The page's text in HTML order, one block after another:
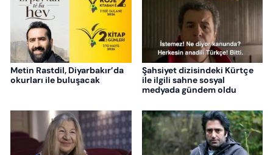
Metin Rastdil, Diyarbakır’da
okurları ile buluşacak
Şahsiyet dizisindeki Kürtçe
ile ilgili sahne sosyal
medyada gündem oldu